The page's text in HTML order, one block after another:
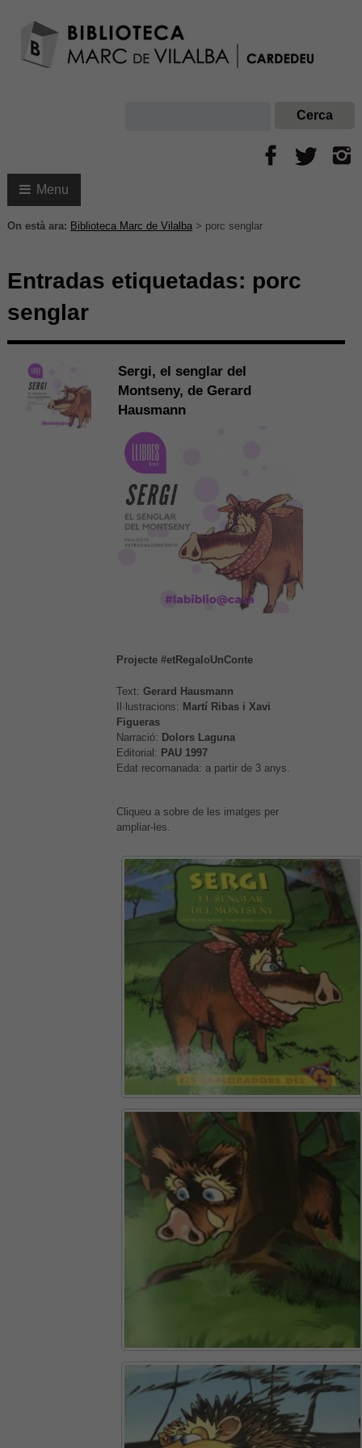
Menu
On està ara: Biblioteca Marc de Vilalba> porc senglar
Entradas etiquetadas: porc
senglar
Sergi, el senglar del
Montseny, de Gerard
Hausmann
Projecte #etRegaloUnConte
Text: Gerard Hausmann
Il·lustracions: Martí Ribas i Xavi
Figueras
Narració: Dolors Laguna
Editorial: PAU 1997
Edat recomanada: a partir de 3 anys.
Cliqueu a sobre de les imatges per
ampliar-les.